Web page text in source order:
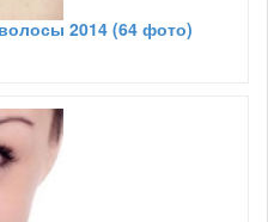
2014 (64 фото)